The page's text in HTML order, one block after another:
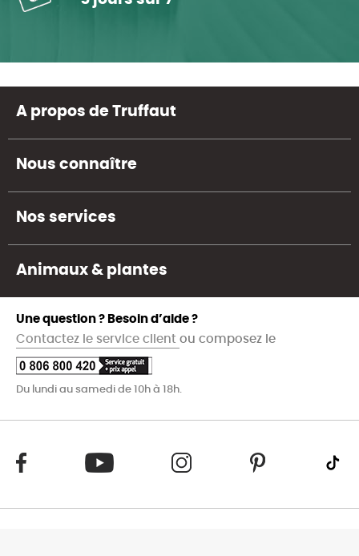
A propos de Truffaut
Nous connaître
Nos services
Animaux & plantes
Une question ? Besoin d’aide ?
Contactez le service client ou composez le
Du lundi au samedi de 10h à 18h.